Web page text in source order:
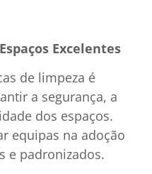
Excelentes
de limpeza é
a segurança, a
dos espaços.
equipas na adoção
e padronizados.